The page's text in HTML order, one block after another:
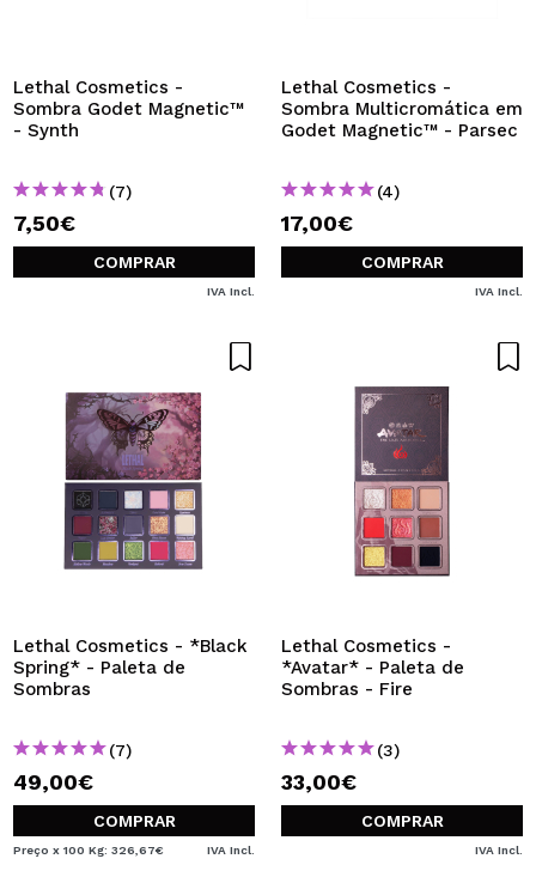
Lethal Cosmetics -
Sombra Godet Magnetic™
- Synth
(7)
7,50€
COMPRAR
IVA Incl.
Lethal Cosmetics -
Sombra Multicromática em
Godet Magnetic™ - Parsec
(4)
17,00€
COMPRAR
IVA Incl.
Lethal Cosmetics - *Black
Spring* - Paleta de
Sombras
(7)
49,00€
COMPRAR
Preço x 100 Kg: 326,67€ IVA Incl.
Lethal Cosmetics -
*Avatar* - Paleta de
Sombras - Fire
(3)
33,00€
COMPRAR
IVA Incl.